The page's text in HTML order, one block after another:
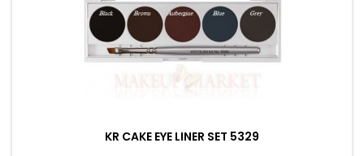
KR CAKE EYE LINER SET 5329